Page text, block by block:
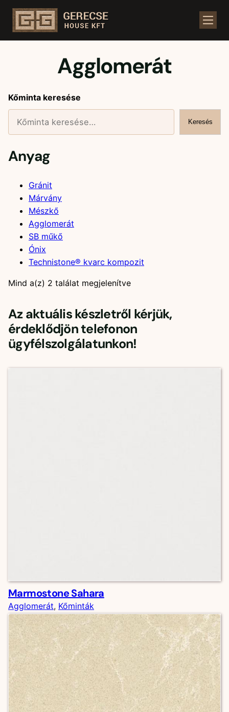
Kezdőlap/Üzlet
Agglomerát
Kőminta keresése
Keresés
Anyag
Gránit
Márvány
Mészkő
Agglomerát
SB műkő
Ónix
Technistone® kvarc kompozit
Mind a(z) 2 találat megjelenítve
Az aktuális készletről kérjük,
érdeklődjön telefonon
ügyfélszolgálatunkon!
Marmostone Sahara
Agglomerát, Kőminták